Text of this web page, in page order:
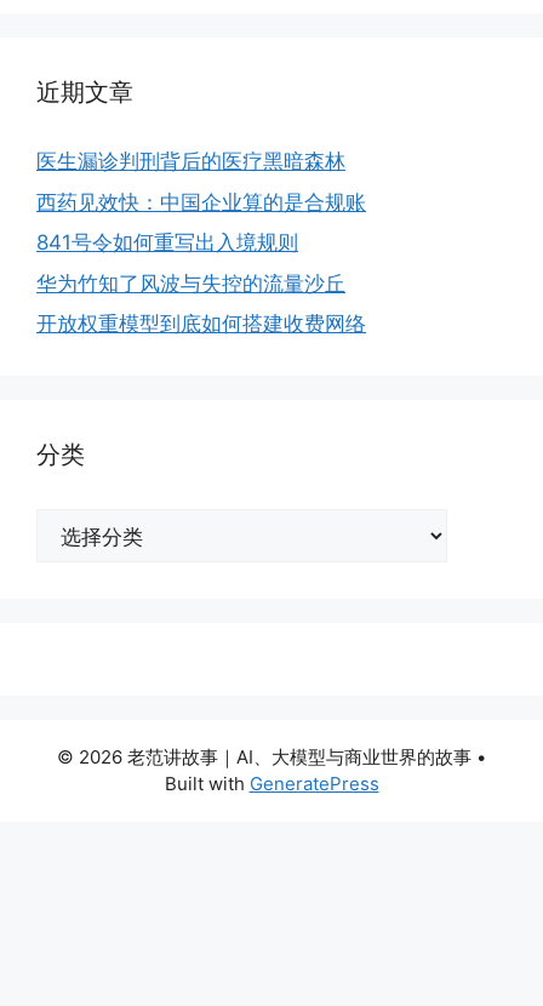
近期文章
医生漏诊判刑背后的医疗黑暗森林
西药见效快：中国企业算的是合规账
841号令如何重写出入境规则
华为竹知了风波与失控的流量沙丘
开放权重模型到底如何搭建收费网络
分类
© 2026 老范讲故事｜AI、大模型与商业世界的故事 •
Built with GeneratePress